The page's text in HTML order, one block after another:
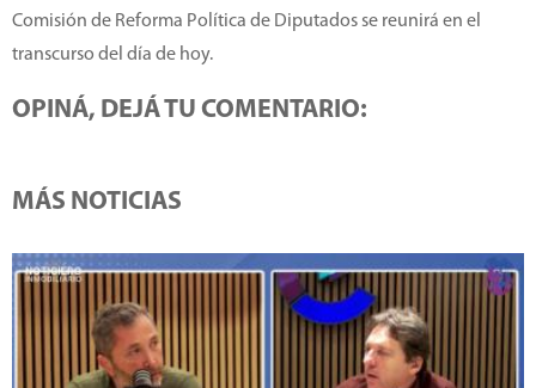
Comisión de Reforma Política de Diputados se reunirá en el
transcurso del día de hoy.
OPINÁ, DEJÁ TU COMENTARIO:
MÁS NOTICIAS